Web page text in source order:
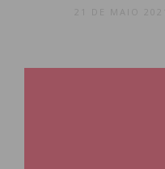
21 DE MAIO 2021